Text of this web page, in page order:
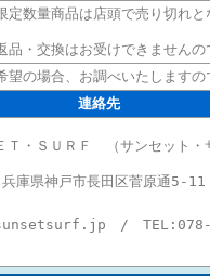
定数量商品は店頭で売り切れと
品・交換はお受けできませんの
望の場合、お調べいたしますの
連絡先
Ｔ・ＳＵＲＦ （サンセット・
庫県神戸市長田区菅原通5-
/